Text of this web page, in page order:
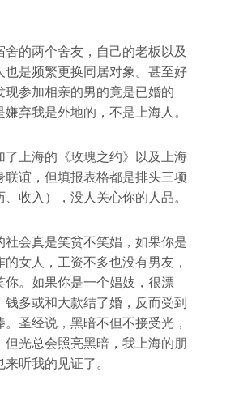
舍的两个舍友，自己的老板以及
也是频繁更换同居对象。甚至好
现参加相亲的男的竟是已婚的
弃我是外地的，不是上海人。
了上海的《玫瑰之约》以及上海
联谊，但填报表格都是排头三项
、收入），没人关心你的人品。
社会真是笑贫不笑娼，如果你是
女人，工资不多也没有男友，
你。如果你是一个娼妓，很漂
钱多或和大款结了婚，反而受到
圣经说，黑暗不但不接受光，
但光总会照亮黑暗，我上海的朋
听我的见证了。